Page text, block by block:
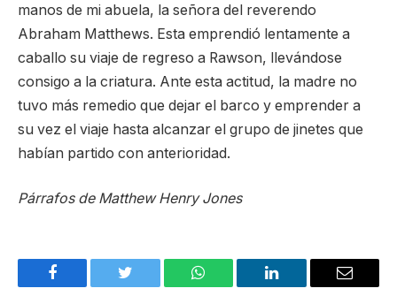
manos de mi abuela, la señora del reverendo
Abraham Matthews. Esta emprendió lentamente a
caballo su viaje de regreso a Rawson, llevándose
consigo a la criatura. Ante esta actitud, la madre no
tuvo más remedio que dejar el barco y emprender a
su vez el viaje hasta alcanzar el grupo de jinetes que
habían partido con anterioridad.
Párrafos de Matthew Henry Jones
Facebook Twitter WhatsApp LinkedIn Email